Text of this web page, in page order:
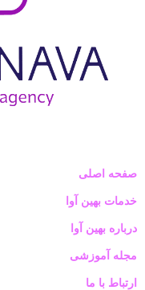
صفحه اصلی
خدمات بهین آوا
درباره بهین آوا
مجله آموزشی
ارتباط با ما